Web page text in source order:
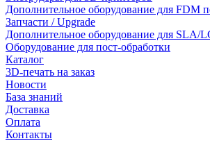
Дополнительное оборудование для FDM
Запчасти / Upgrade
Дополнительное оборудование для SLA/
Оборудование для пост-обработки
Каталог
3D-печать на заказ
Новости
База знаний
Доставка
Оплата
Контакты